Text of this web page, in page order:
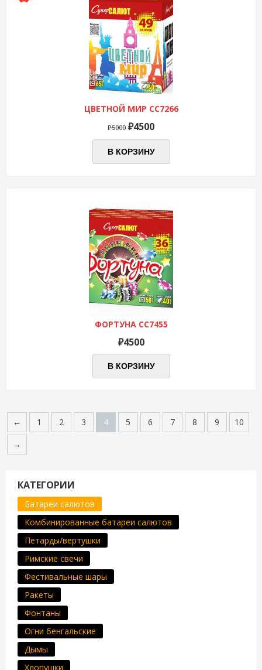
КАТЕГОРИИ
Батареи салютов
Комбинированные батареи салютов
Петарды/вертушки
Римские свечи
Фестивальные шары
Ракеты
Фонтаны
Огни бенгальские
Дымы
Хлопушки
ЦВЕТНОЙ МИР СС7266
₽5000 Первоначальная
цена
составляла
₽5000.
₽4500Текущая
цена:
₽4500.
В КОРЗИНУ
ФОРТУНА СС7455
₽4500
В КОРЗИНУ
← 1 2 3 4 5 6 7 8 9
10
→